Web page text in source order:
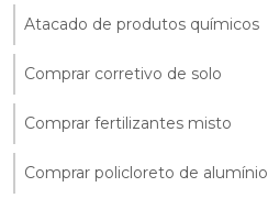
Atacado de produtos químicos
Comprar corretivo de solo
Comprar fertilizantes misto
Comprar policloreto de alumínio